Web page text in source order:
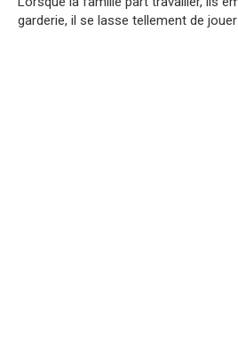
garderie, il se lasse tellement de